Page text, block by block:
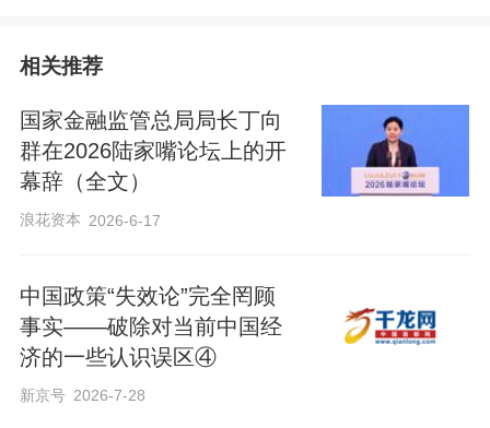
相关推荐
国家金融监管总局局长丁向
群在2026陆家嘴论坛上的开
幕辞（全文）
浪花资本 2026-6-17
中国政策“失效论”完全罔顾
事实——破除对当前中国经
济的一些认识误区④
新京号 2026-7-28